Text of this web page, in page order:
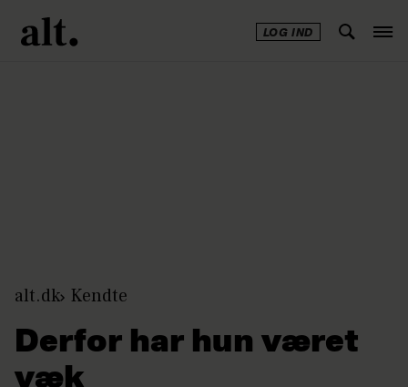
LOG IND
alt.dk Kendte
Derfor har hun været
væk